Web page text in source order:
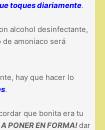
toques diariamente.
alcohol desinfectante,
amoniaco será
hay que hacer lo
.
que bonita era tu
A PONER EN FORMA!dar